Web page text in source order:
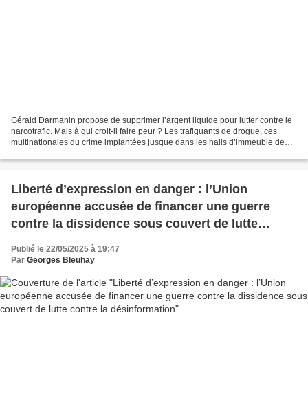
Gérald Darmanin propose de supprimer l’argent liquide pour lutter contre le
narcotrafic. Mais à qui croit-il faire peur ? Les trafiquants de drogue, ces
multinationales du crime implantées jusque dans les halls d’immeuble de
Liberté d’expression en danger : l’Union
européenne accusée de financer une guerre
contre la dissidence sous couvert de lutte
contre la désinformation
Publié le 22/05/2025 à 19:47
Par Georges Bleuhay